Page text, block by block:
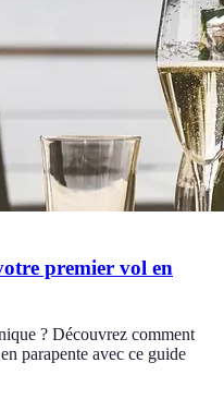
premier vol en
? Découvrez comment
parapente avec ce guide